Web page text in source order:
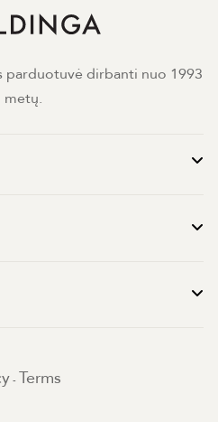
parduotuvė dirbanti nuo 1993
metų.
- Terms